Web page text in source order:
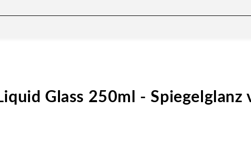
Glass 250ml - Spiegelglanz